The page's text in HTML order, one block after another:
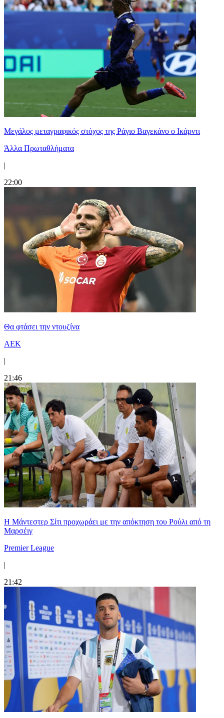
Μεγάλος μεταγραφικός στόχος της Ράγιο Βαγεκάνο ο Ικάρντι
Άλλα Πρωταθλήματα
|
22:00
Θα φτάσει την ντουζίνα
ΑΕΚ
|
21:46
Η Μάντεστερ Σίτι προχωράει με την απόκτηση του Ρούλι από τη
Μαρσέιγ
Premier League
|
21:42